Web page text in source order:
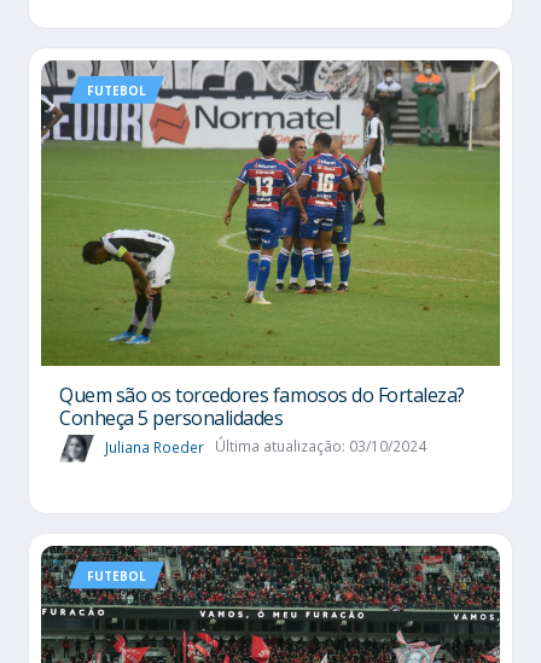
FUTEBOL
Quem são os torcedores famosos do Fortaleza?
Conheça 5 personalidades
Juliana Roeder Última atualização: 03/10/2024
FUTEBOL